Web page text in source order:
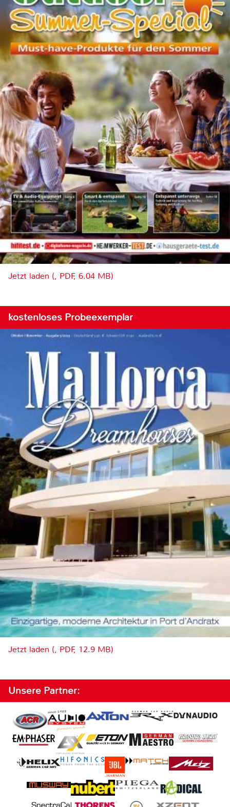
Jetzt laden (, PDF, 6.04 MB)
kostenloses Probeexemplar
Jetzt laden (, PDF, 12.9 MB)
Unsere Partner: